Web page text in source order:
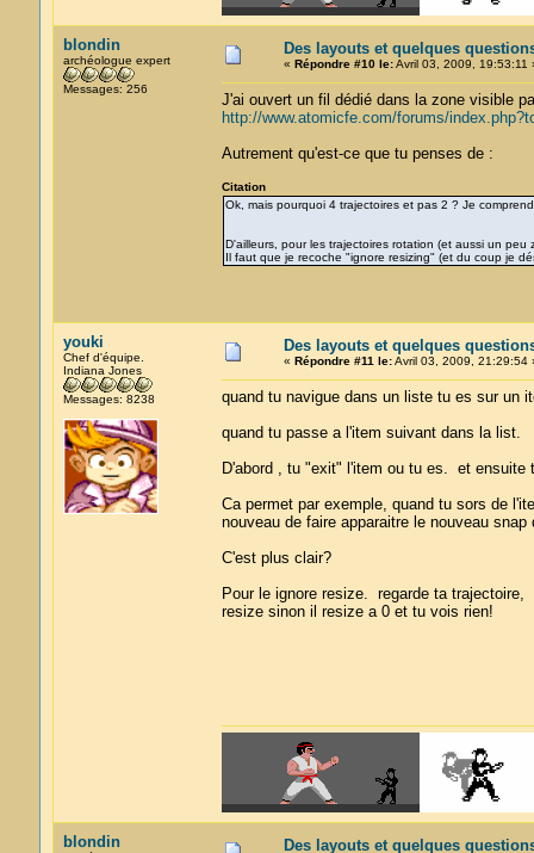
blondin
archéologue expert
Messages: 256
Des layouts et quelques
« Répondre #10 le:Avril 03, 2009, 19:53:11
J'ai ouvert un fil dédié dans la zone visible
http://www.atomicfe.com/forums/
Autrement qu'est-ce que tu penses de :
Citation
Ok, mais pourquoi 4 trajectoires et pas 2 ? Je
D'ailleurs, pour les trajectoires rotation (et aussi un
Il faut que je recoche "ignore resizing" (et du coup je
youki
Chef d'équipe.
Indiana Jones
Messages: 8238
Des layouts et quelques
« Répondre #11 le:Avril 03, 2009, 21:29:54
quand tu navigue dans un liste tu es sur un
quand tu passe a l'item suivant dans la list.
D'abord , tu "exit" l'item ou tu es. et ensuite
Ca permet par exemple, quand tu sors de
nouveau de faire apparaitre le nouveau snap
C'est plus clair?
Pour le ignore resize. regarde ta
resize sinon il resize a 0 et tu vois rien!
blondin Des layouts et quelques